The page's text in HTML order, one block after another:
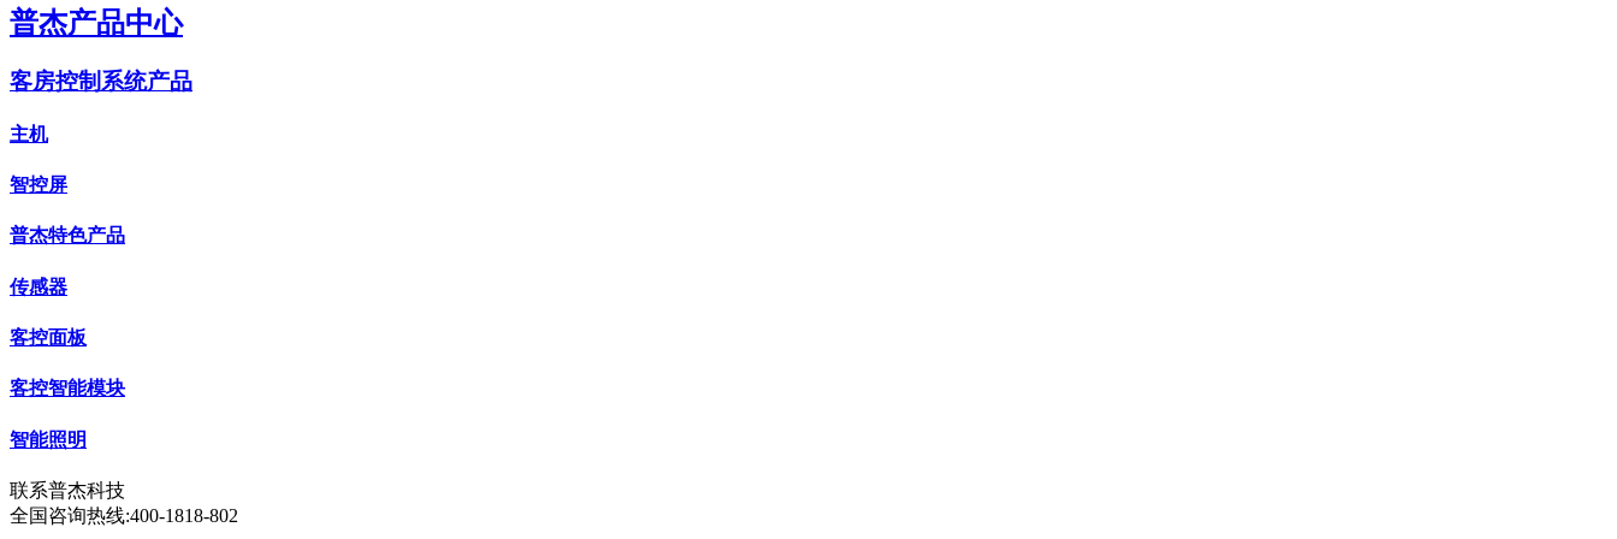
普杰产品中心
客房控制系统产品
主机
智控屏
普杰特色产品
传感器
客控面板
客控智能模块
智能照明
联系普杰科技
全国咨询热线:400-1818-802